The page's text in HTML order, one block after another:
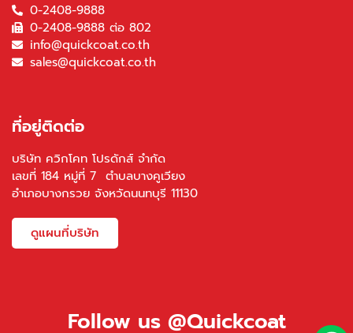
0-2408-9888
0-2408-9888 ต่อ 802
info@quickcoat.co.th
sales@quickcoat.co.th
ที่อยู่ติดต่อ
บริษัท ควิกโคท โปรดักส์ จำกัด
เลขที่ 184 หมู่ที่ 7 ตำบลบางคูเวียง
อำเภอบางกรวย จังหวัดนนทบุรี 11130
ดูแผนที่บริษัท
Follow us @Quickcoat